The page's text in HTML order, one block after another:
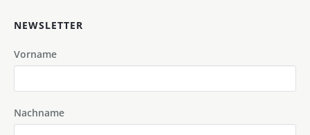
NEWSLETTER
Vorname
Nachname